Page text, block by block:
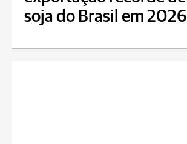
soja do Brasil em 2026